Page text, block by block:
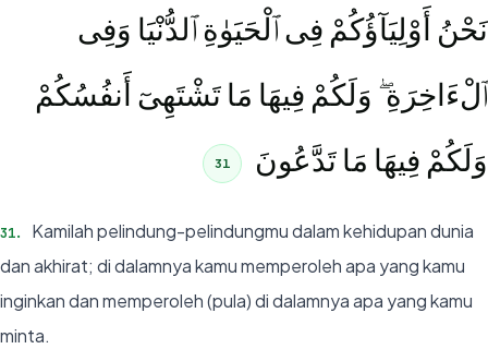
نَحْنُ أَوْلِيَآؤُكُمْ فِى ٱلْحَيَوٰةِ ٱلدُّنْيَا وَفِى
ٱلْءَاخِرَةِ ۖ وَلَكُمْ فِيهَا مَا تَشْتَهِىٓ أَنفُسُكُمْ
وَلَكُمْ فِيهَا مَا تَدَّعُونَ
31
31.
Kamilah pelindung-pelindungmu dalam kehidupan dunia
dan akhirat; di dalamnya kamu memperoleh apa yang kamu
inginkan dan memperoleh (pula) di dalamnya apa yang kamu
minta.